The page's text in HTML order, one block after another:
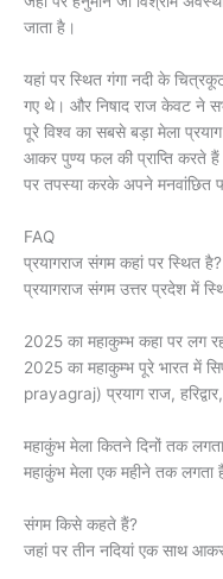
जाता है।
यहां पर स्थित गंगा नदी के
गए थे। और निषाद राज केवट ने
पूरे विश्व का सबसे बड़ा मेला
आकर पुण्य फल की प्राप्ति करते
पर तपस्या करके अपने मनवांछित
FAQ
प्रयागराज संगम कहां पर स्थित है?
प्रयागराज संगम उत्तर प्रदेश में
2025 का महाकुम्भ कहा पर लग
2025 का महाकुम्भ पूरे भारत में
prayagraj) प्रयाग राज,
महाकुंभ मेला कितने दिनों तक
महाकुंभ मेला एक महीने तक लगता
संगम किसे कहते हैं?
जहां पर तीन नदियां एक साथ